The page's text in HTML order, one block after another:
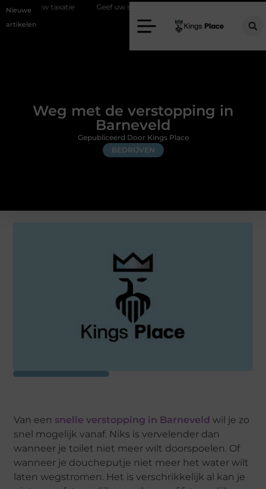
Nieuwe
artikelen
Geef uw slaapkamer een upgrade met interieuradvies Zwolle
Weg met de verstopping in
Barneveld
BEDRIJVEN
Gepubliceerd Door Kings Place
Van een snelle verstopping in Barneveld wil je zo
snel mogelijk vanaf. Niks is vervelender dan
wanneer je toilet niet meer wilt doorspoelen. Of
wanneer je doucheputje niet meer het water wilt
laten wegstromen. Het is verschrikkelijk al kan je